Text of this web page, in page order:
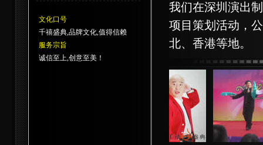
文化口号
千禧盛典,品牌文化,值得信赖
服务宗旨
诚信至上,创意至美！
我们在深圳演出
项目策划活动，
北、香港等地。